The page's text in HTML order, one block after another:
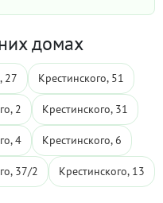
домах
27 Крестинского, 51
2 Крестинского, 31
4 Крестинского, 6
37/2 Крестинского, 13